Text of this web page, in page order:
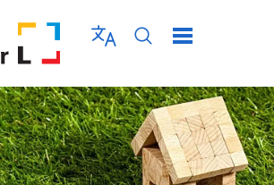
Sprache wählen
Seiten-Suche
Menü schließen